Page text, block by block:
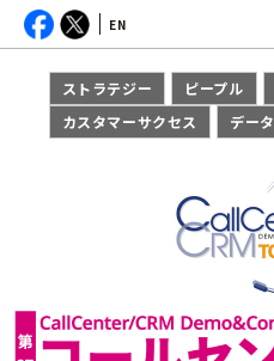
ストラテジー ピープル
カスタマーサクセス
データ
EN